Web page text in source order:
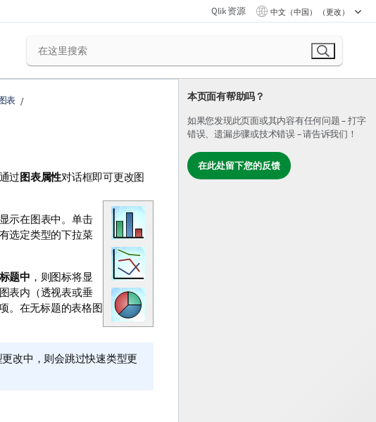
Qlik 资源 中文（中国） （更改）
本页面有帮助吗？
如果您发现此页面或其内容有任何问题 – 打字
错误、遗漏步骤或技术错误 – 请告诉我们！
在此处留下您的反馈
表
过图表属性对话框即可更改图
示在图表中。单击
选定类型的下拉菜
题中 ，则图标将显
表内（透视表或垂
。在无标题的表格图
改中，则会跳过快速类型更